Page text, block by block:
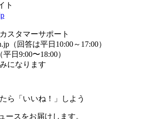
ト
スタマーサポート
（回答は平日10:00～17:00）
（平日9:00〜18:00）
になります
ら「いいね！」しよう
ースをお届けします。